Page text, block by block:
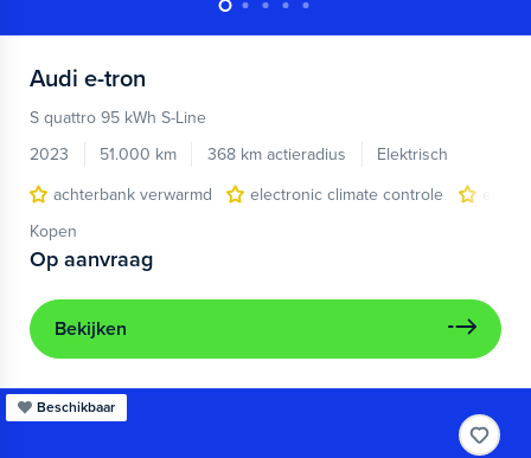
Audi e-tron
S quattro 95 kWh S-Line
2023
51.000 km 368 km actieradius
Elektrisch
achterbank verwarmd
electronic climate controle
Kopen
Op aanvraag
Bekijken
Beschikbaar